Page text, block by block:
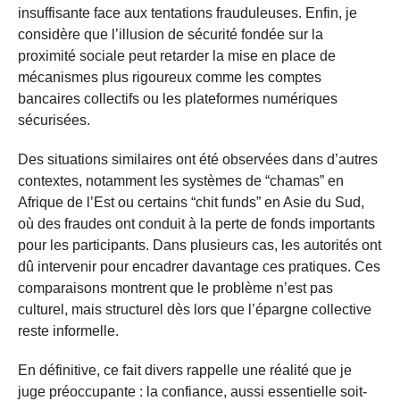
insuffisante face aux tentations frauduleuses. Enfin, je
considère que l’illusion de sécurité fondée sur la
proximité sociale peut retarder la mise en place de
mécanismes plus rigoureux comme les comptes
bancaires collectifs ou les plateformes numériques
sécurisées.
Des situations similaires ont été observées dans d’autres
contextes, notamment les systèmes de “chamas” en
Afrique de l’Est ou certains “chit funds” en Asie du Sud,
où des fraudes ont conduit à la perte de fonds importants
pour les participants. Dans plusieurs cas, les autorités ont
dû intervenir pour encadrer davantage ces pratiques. Ces
comparaisons montrent que le problème n’est pas
culturel, mais structurel dès lors que l’épargne collective
reste informelle.
En définitive, ce fait divers rappelle une réalité que je
juge préoccupante : la confiance, aussi essentielle soit-